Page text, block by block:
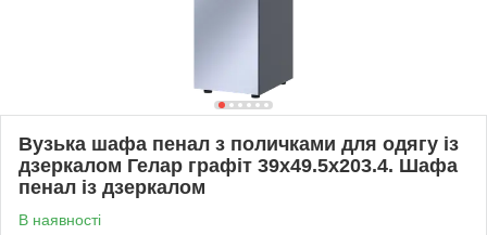
Вузька шафа пенал з поличками для одягу із
дзеркалом Гелар графіт 39х49.5х203.4. Шафа
пенал із дзеркалом
В наявності